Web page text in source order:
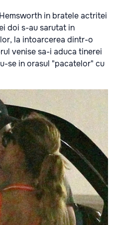
in bratele actritei
doi s-au sarutat in
la intoarcerea dintr-o
venise sa-i aduca tinerei
se in orasul "pacatelor" cu